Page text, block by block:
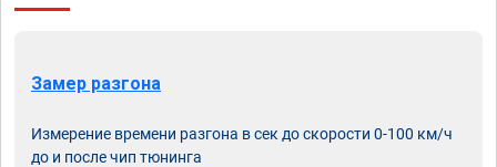
Замер разгона
Измерение времени разгона в сек до скорости 0-100 км/ч
до и после чип тюнинга